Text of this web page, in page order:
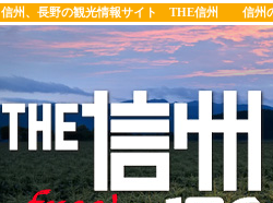
信州、長野の観光情報サイト THE信州 信州の